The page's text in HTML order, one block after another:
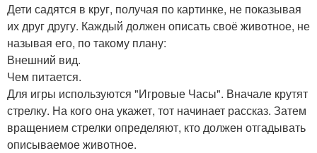
Дети садятся в круг, получая по картинке, не показывая
их друг другу. Каждый должен описать своё животное, не
называя его, по такому плану:
Внешний вид.
Чем питается.
Для игры используются "Игровые Часы". Вначале крутят
стрелку. На кого она укажет, тот начинает рассказ. Затем
вращением стрелки определяют, кто должен отгадывать
описываемое животное.